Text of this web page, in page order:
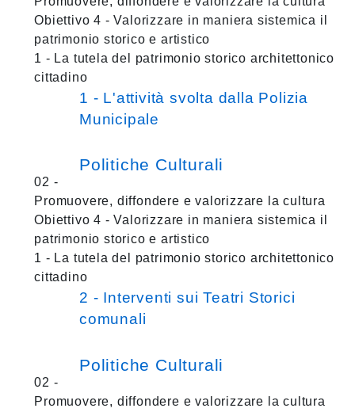
Obiettivo 4 - Valorizzare in maniera sistemica il
patrimonio storico e artistico
1 - La tutela del patrimonio storico architettonico
cittadino
1 - L'attività svolta dalla Polizia
Municipale
Politiche Culturali
02 -
Promuovere, diffondere e valorizzare la cultura
Obiettivo 4 - Valorizzare in maniera sistemica il
patrimonio storico e artistico
1 - La tutela del patrimonio storico architettonico
cittadino
2 - Interventi sui Teatri Storici
comunali
Politiche Culturali
02 -
Promuovere, diffondere e valorizzare la cultura